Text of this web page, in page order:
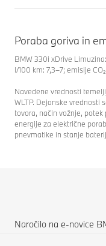
Poraba goriva in
BMW 330i xDrive
l/100 km: 7,3–7; emisije
Navedene vrednosti
WLTP. Dejanske vrednosti
tovora, način vožnje,
energije za električne
pnevmatike in stanje
Naročilo na e-novice